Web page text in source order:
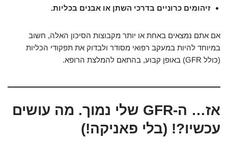
זיהומים כרוניים בדרכי השתן או אבנים בכליות.
אם אתם נמצאים באחת או יותר מקבוצות הסיכון האלה, חשוב
במיוחד להיות במעקב רפואי מסודר ולבדוק את תפקודי הכליות
(כולל GFR) באופן קבוע, בהתאם להמלצת הרופא.
אז… ה-GFR שלי נמוך. מה עושים
עכשיו?! (בלי פאניקה!)